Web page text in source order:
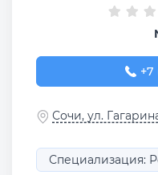
+7+7
Сочи, ул.
Специализация: